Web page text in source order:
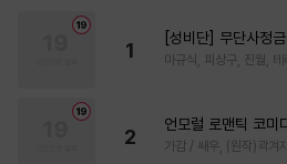
1
[성비단] 무단사정금
마규식, 피상구, 진월, 테
2
언모럴 로맨틱 코미디
가감 / 쌔우, (원작)곽겨자